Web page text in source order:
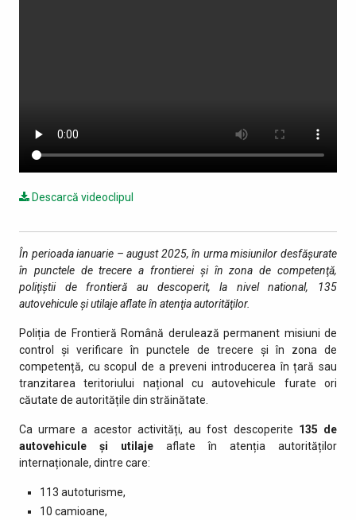
Descarcă videoclipul
În perioada ianuarie – august 2025, în urma misiunilor desfăşurate
în punctele de trecere a frontierei şi în zona de competenţă,
poliţiştii de frontieră au descoperit, la nivel national, 135
autovehicule și utilaje aflate în atenţia autorităţilor.
Poliția de Frontieră Română derulează permanent misiuni de
control și verificare în punctele de trecere și în zona de
competență, cu scopul de a preveni introducerea în țară sau
tranzitarea teritoriului național cu autovehicule furate ori
căutate de autoritățile din străinătate.
Ca urmare a acestor activități, au fost descoperite 135 de
autovehicule și utilaje aflate în atenția autorităților
internaționale, dintre care:
113 autoturisme,
10 camioane,